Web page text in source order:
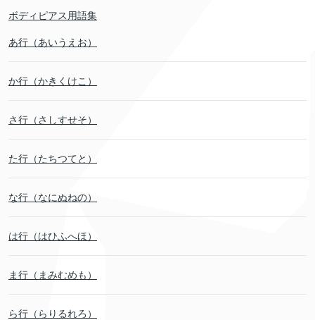
ボディピアス用語集
あ行（あいうえお）
か行（かきくけこ）
さ行（さしすせそ）
た行（たちつてと）
な行（なにぬねの）
は行（はひふへほ）
ま行（まみむめも）
ら行（らりるれろ）